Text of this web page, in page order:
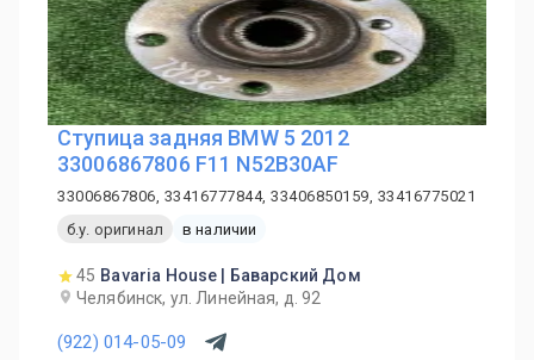
Ступица задняя BMW 5 2012
33006867806 F11 N52B30AF
33006867806, 33416777844, 33406850159, 33416775021
б.у. оригинал
в наличии
45 Bavaria House | Баварский Дом
Челябинск, ул. Линейная, д. 92
(922) 014-05-09